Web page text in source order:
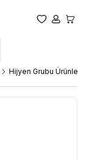
Favorilerim
Hesabım
Hijyen Grubu Ürünler